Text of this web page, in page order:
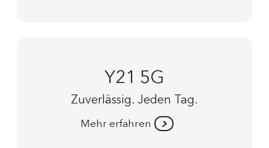
Y21 5G
Zuverlässig. Jeden Tag.
Mehr erfahren